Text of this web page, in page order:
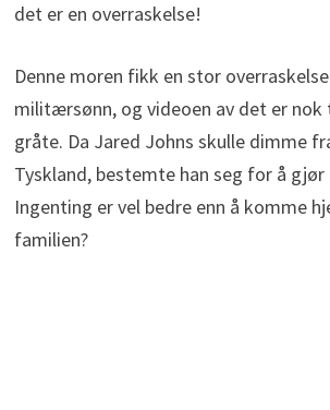
det er en overraskelse!
Denne moren fikk en stor
militærsønn, og videoen av det er nok
gråte. Da Jared Johns skulle dimme
Tyskland, bestemte han seg for å
Ingenting er vel bedre enn å komme
familien?